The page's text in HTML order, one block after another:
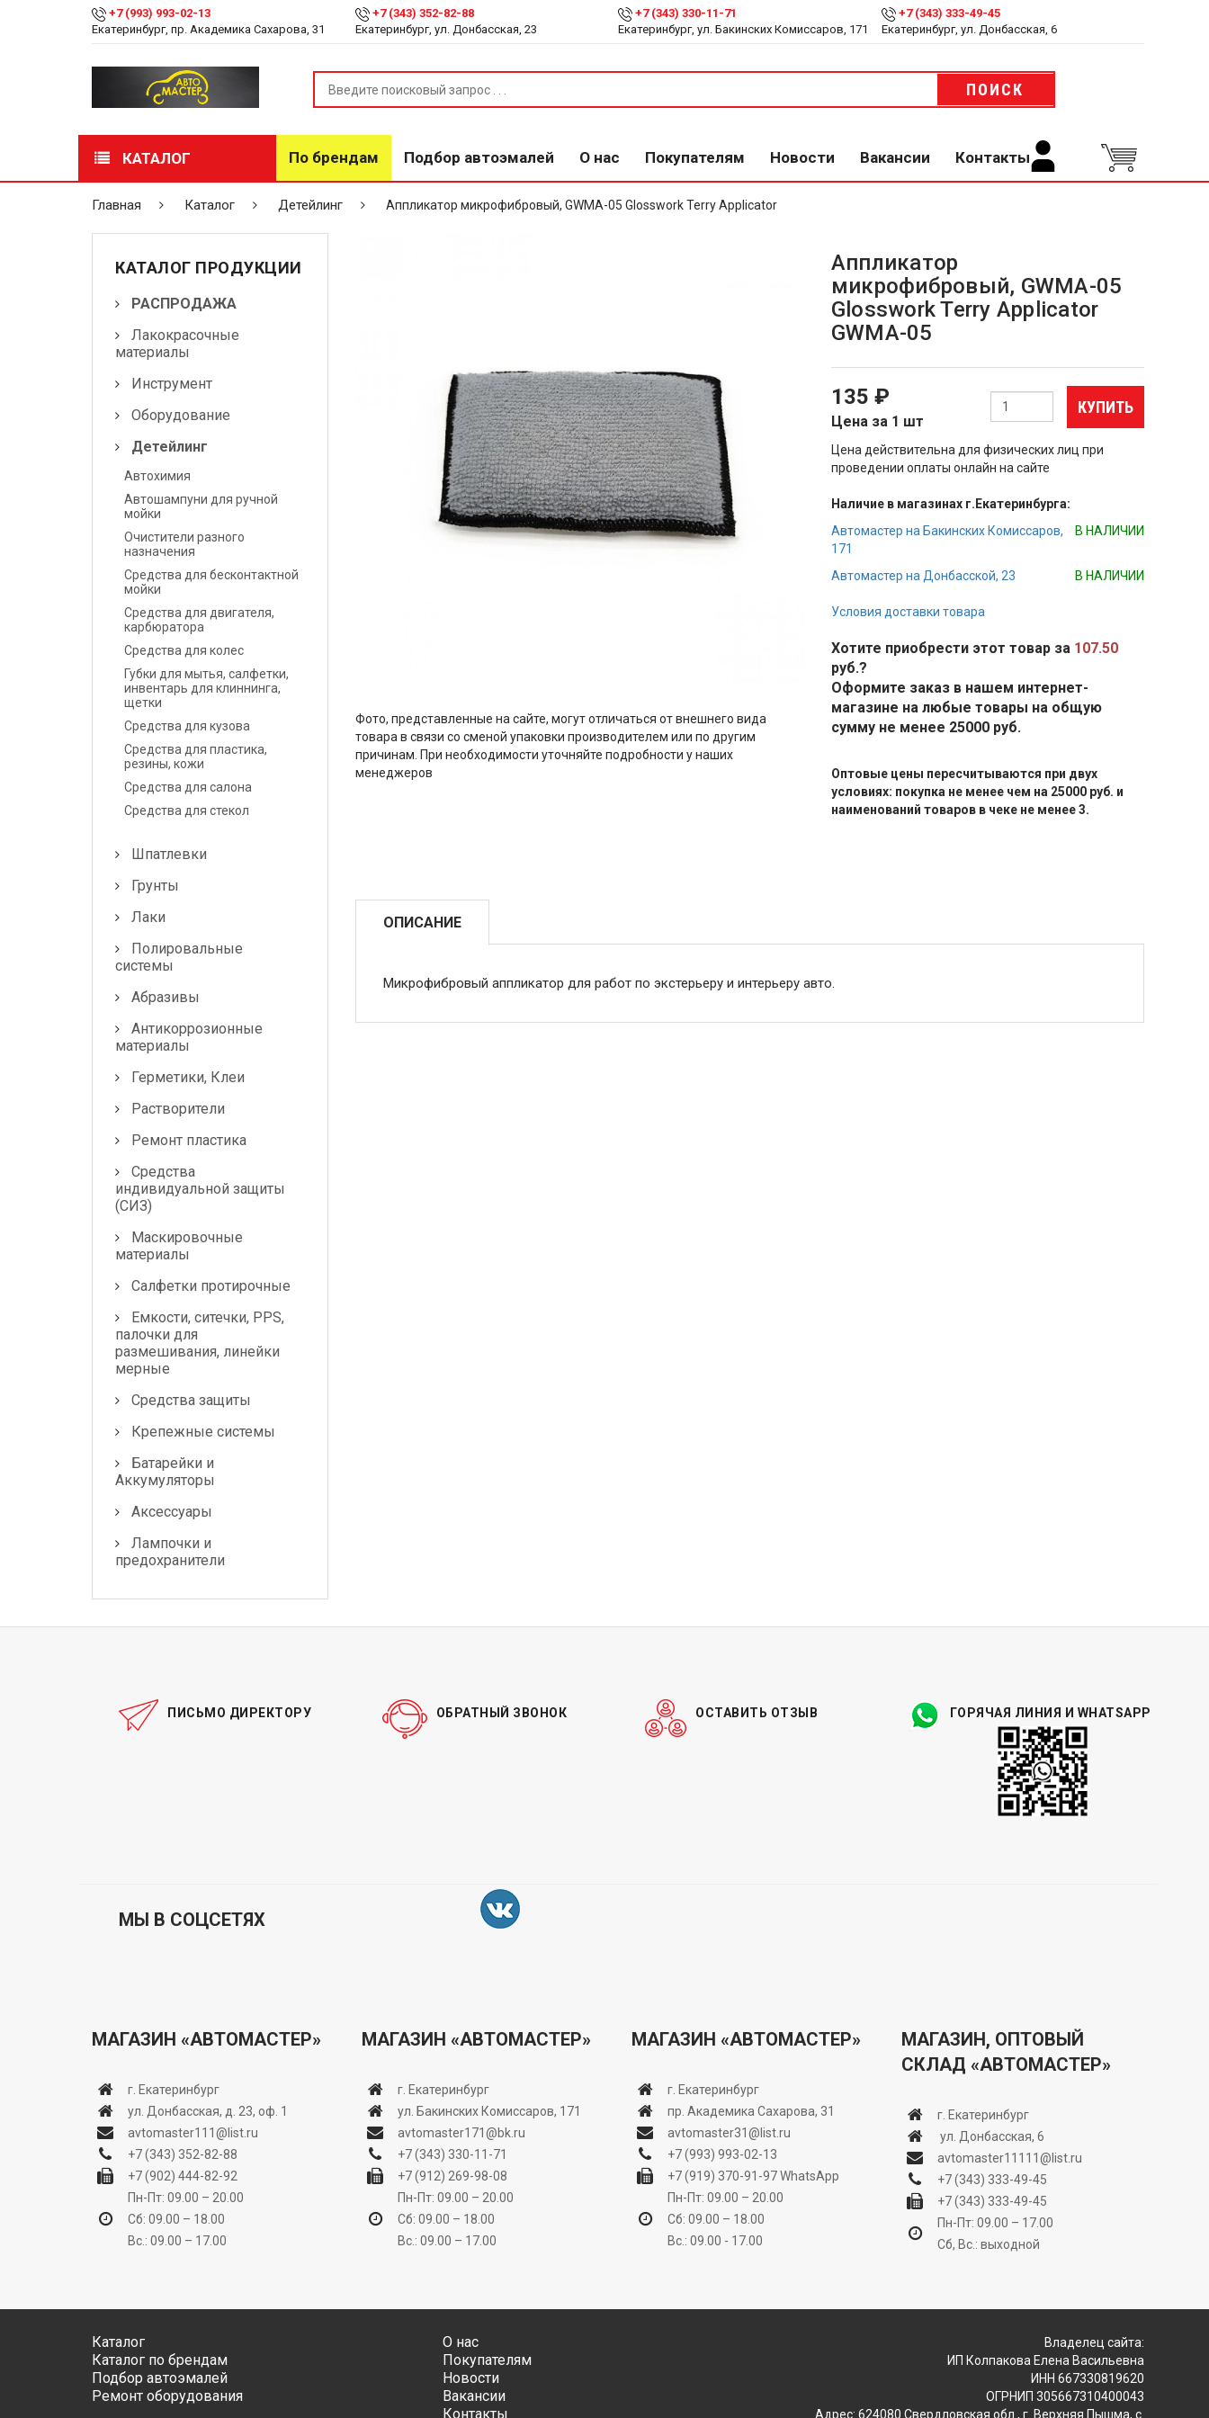
+7 (993) 993-02-13
Екатеринбург, пр. Академика Сахарова, 31
+7 (343) 352-82-88
Екатеринбург, ул. Донбасская, 23
+7 (343) 330-11-71
Екатеринбург, ул. Бакинских Комиссаров, 171
+7 (343) 333-49-45
Екатеринбург, ул. Донбасская, 6
ПОИСК
КАТАЛОГ По брендам Подбор автоэмалей О нас Покупателям Новости Вакансии Контакты
РАСПРОДАЖА
Лакокрасочные
материалы
Инструмент
Оборудование
Шпатлевки
Полировальные системы
Антикоррозионные
Герметики, Клеи
Растворители
Ремонт пластика
Средства индивидуальной
защиты (СИЗ)
материалы
Салфетки протирочные
палочки для
Средства защиты
Крепежные системы
Батарейки и
Аккумуляторы
Аксессуары
Лампочки и
предохранители
Главная Каталог Детейлинг Аппликатор микрофибровый, GWMA-05 Glosswork Terry Applicator
КАТАЛОГ ПРОДУКЦИИ
РАСПРОДАЖА
Лакокрасочные
материалы
Инструмент
Оборудование
Детейлинг
Автохимия
Автошампуни для ручной
мойки
Очистители разного
назначения
Средства для бесконтактной
мойки
Средства для двигателя,
карбюратора
Средства для колес
Губки для мытья, салфетки,
инвентарь для клиннинга,
щетки
Средства для кузова
Средства для пластика,
резины, кожи
Средства для салона
Средства для стекол
Шпатлевки
Грунты
Лаки
Полировальные
системы
Абразивы
Антикоррозионные
материалы
Герметики, Клеи
Растворители
Ремонт пластика
Средства
индивидуальной защиты
(СИЗ)
Маскировочные
материалы
Салфетки протирочные
Емкости, ситечки, PPS,
палочки для
размешивания, линейки
мерные
Средства защиты
Крепежные системы
Батарейки и
Аккумуляторы
Аксессуары
Лампочки и
предохранители
Фото, представленные на сайте, могут отличаться от внешнего вида
товара в связи со сменой упаковки производителем или по другим
причинам. При необходимости уточняйте подробности у наших
менеджеров
Аппликатор
микрофибровый, GWMA-05
Glosswork Terry Applicator
GWMA-05
135 ₽
Цена за 1 шт
КУПИТЬ
Цена действительна для физических лиц при
проведении оплаты онлайн на сайте
Наличие в магазинах г.Екатеринбурга:
Автомастер на Бакинских Комиссаров,
171
В НАЛИЧИИ
Автомастер на Донбасской, 23 В НАЛИЧИИ
Условия доставки товара
Хотите приобрести этот товар за 107.50
руб.?
Оформите заказ в нашем интернет-
магазине на любые товары на общую
сумму не менее 25000 руб.
Оптовые цены пересчитываются при двух
условиях: покупка не менее чем на 25000 руб. и
наименований товаров в чеке не менее 3.
ОПИСАНИЕ
Микрофибровый аппликатор для работ по экстерьеру и интерьеру авто.
ПИСЬМО ДИРЕКТОРУ ОБРАТНЫЙ ЗВОНОК ОСТАВИТЬ ОТЗЫВ ГОРЯЧАЯ ЛИНИЯ И WHATSAPP
МЫ В СОЦСЕТЯХ
МАГАЗИН «АВТОМАСТЕР»
г. Екатеринбург
ул. Донбасская, д. 23, оф. 1
avtomaster111@list.ru
+7 (343) 352-82-88
+7 (902) 444-82-92
Пн-Пт: 09.00 – 20.00
Сб: 09.00 – 18.00
Вс.: 09.00 – 17.00
МАГАЗИН «АВТОМАСТЕР»
г. Екатеринбург
ул. Бакинских Комиссаров, 171
avtomaster171@bk.ru
+7 (343) 330-11-71
+7 (912) 269-98-08
Пн-Пт: 09.00 – 20.00
Сб: 09.00 – 18.00
Вс.: 09.00 – 17.00
МАГАЗИН «АВТОМАСТЕР»
г. Екатеринбург
пр. Академика Сахарова, 31
avtomaster31@list.ru
+7 (993) 993-02-13
+7 (919) 370-91-97WhatsApp
Пн-Пт: 09.00 – 20.00
Сб: 09.00 – 18.00
Вс.: 09.00 - 17.00
МАГАЗИН, ОПТОВЫЙ
СКЛАД «АВТОМАСТЕР»
г. Екатеринбург
ул. Донбасская, 6
avtomaster11111@list.ru
+7 (343) 333-49-45
+7 (343) 333-49-45
Пн-Пт: 09.00 – 17.00
Сб, Вс.: выходной
Каталог
Каталог по брендам
Подбор автоэмалей
Ремонт оборудования
О нас
Покупателям
Новости
Вакансии
Контакты
Владелец сайта:
ИП Колпакова Елена Васильевна
ИНН 667330819620
ОГРНИП 305667310400043
Адрес: 624080 Свердловская обл., г. Верхняя Пышма, с.